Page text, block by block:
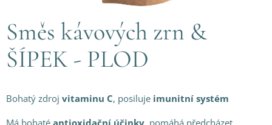
Směs kávových zrn &
ŠÍPEK - PLOD
Bohatý zdroj vitaminu C, posiluje imunitní systém
Má bohaté antioxidační účinky, pomáhá předcházet